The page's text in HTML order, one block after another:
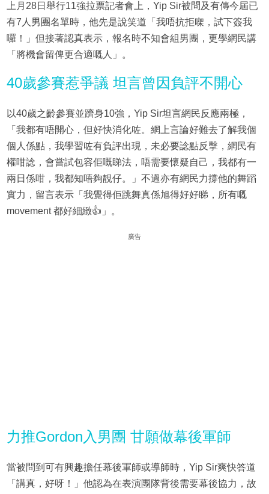
上月28日舉行11強拉票記者會上，Yip Sir被問及有傳今屆已
有7人男團名單時，他先是說笑道「我唔抗拒㗎，試下簽我
囉！」但接著認真表示，報名時不知會組男團，更學網民講
「將機會留俾更合適嘅人」。
40歲參賽惹爭議 坦言曾因負評不開心
以40歲之齡參賽並躋身10強，Yip Sir坦言網民反應兩極，
「我都有唔開心，但好快消化咗。網上言論好難去了解我個
個人係點，我學習咗有負評出現，未必要諗點反擊，網民有
權咁諗，會嘗試包容佢嘅睇法，唔需要懷疑自己，我都有一
兩日係咁，我都知唔夠靚仔。」不過亦有網民力撐他的舞蹈
實力，留言表示「我覺得佢跳舞真係旭得好好睇，所有嘅
movement 都好細緻👍」。
廣告
力推Gordon入男團 甘願做幕後軍師
當被問到可有興趣擔任幕後軍師或導師時，Yip Sir爽快答道
「講真，好呀！」他認為在表演團隊背後需要幕後協力，故